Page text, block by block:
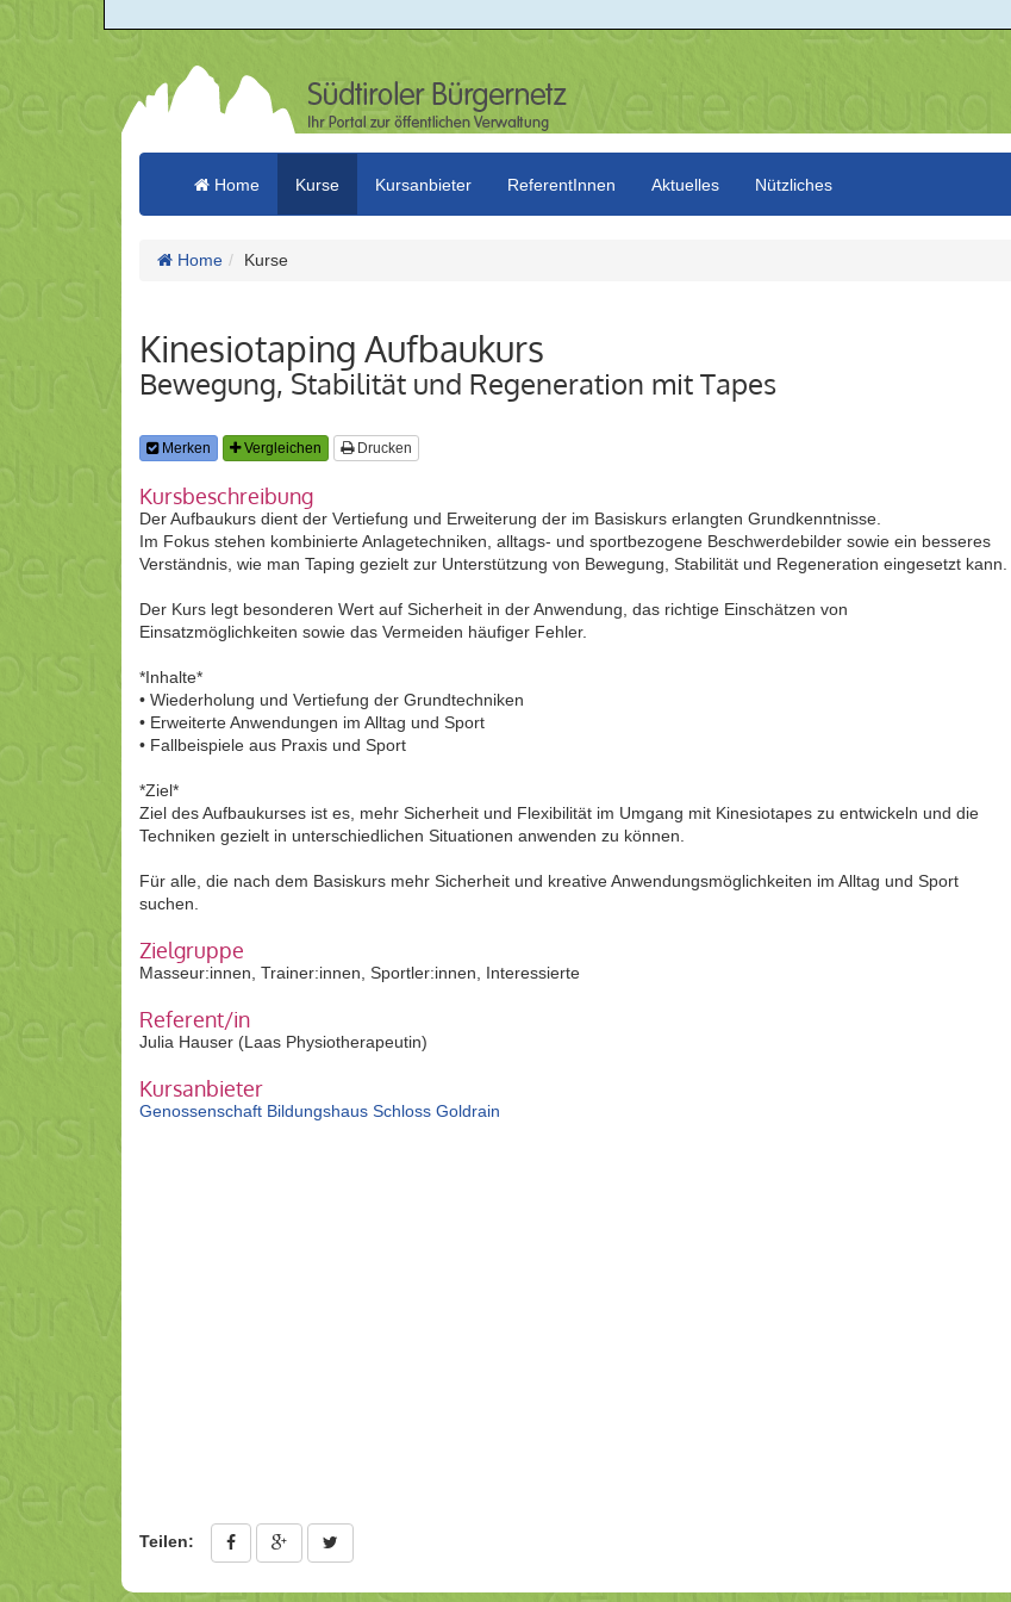
Home Kurse Kursanbieter ReferentInnen Aktuelles Nützliches
Home Kurse
Kinesiotaping Aufbaukurs
Bewegung, Stabilität und Regeneration mit Tapes
Merken Vergleichen Drucken
Kursbeschreibung
Der Aufbaukurs dient der Vertiefung und Erweiterung der im Basiskurs erlangten Grundkenntnisse.
Im Fokus stehen kombinierte Anlagetechniken, alltags- und sportbezogene Beschwerdebilder sowie ein besseres
Verständnis, wie man Taping gezielt zur Unterstützung von Bewegung, Stabilität und Regeneration eingesetzt kann.
Der Kurs legt besonderen Wert auf Sicherheit in der Anwendung, das richtige Einschätzen von
Einsatzmöglichkeiten sowie das Vermeiden häufiger Fehler.
*Inhalte*
• Wiederholung und Vertiefung der Grundtechniken
• Erweiterte Anwendungen im Alltag und Sport
• Fallbeispiele aus Praxis und Sport
*Ziel*
Ziel des Aufbaukurses ist es, mehr Sicherheit und Flexibilität im Umgang mit Kinesiotapes zu entwickeln und die
Techniken gezielt in unterschiedlichen Situationen anwenden zu können.
Für alle, die nach dem Basiskurs mehr Sicherheit und kreative Anwendungsmöglichkeiten im Alltag und Sport
suchen.
Zielgruppe
Masseur:innen, Trainer:innen, Sportler:innen, Interessierte
Referent/in
Julia Hauser (Laas Physiotherapeutin)
Kursanbieter
Genossenschaft Bildungshaus Schloss Goldrain
Teilen: